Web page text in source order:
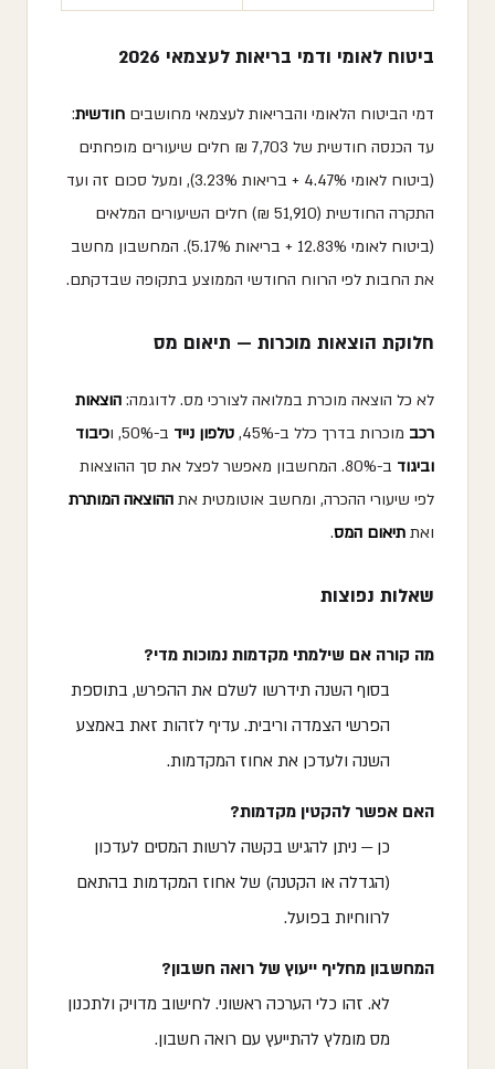
ביטוח לאומי ודמי בריאות לעצמאי 2026
דמי הביטוח הלאומי והבריאות לעצמאי מחושבים חודשית:
עד הכנסה חודשית של 7,703 ₪ חלים שיעורים מופחתים
(ביטוח לאומי 4.47% + בריאות 3.23%), ומעל סכום זה ועד
התקרה החודשית (51,910 ₪) חלים השיעורים המלאים
(ביטוח לאומי 12.83% + בריאות 5.17%). המחשבון מחשב
את החבות לפי הרווח החודשי הממוצע בתקופה שבדקתם.
חלוקת הוצאות מוכרות — תיאום מס
לא כל הוצאה מוכרת במלואה לצורכי מס. לדוגמה: הוצאות
רכב מוכרות בדרך כלל ב-45%, טלפון נייד ב-50%, ו
כיבוד
וביגוד
ב-80%. המחשבון מאפשר לפצל את סך ההוצאות
לפי שיעורי ההכרה, ומחשב אוטומטית את ההוצאה המותרת
ואת תיאום המס.
שאלות נפוצות
מה קורה אם שילמתי מקדמות נמוכות מדי?
בסוף השנה תידרשו לשלם את ההפרש, בתוספת
הפרשי הצמדה וריבית. עדיף לזהות זאת באמצע
השנה ולעדכן את אחוז המקדמות.
האם אפשר להקטין מקדמות?
כן — ניתן להגיש בקשה לרשות המסים לעדכון
(הגדלה או הקטנה) של אחוז המקדמות בהתאם
לרווחיות בפועל.
המחשבון מחליף ייעוץ של רואה חשבון?
לא. זהו כלי הערכה ראשוני. לחישוב מדויק ולתכנון
מס מומלץ להתייעץ עם רואה חשבון.